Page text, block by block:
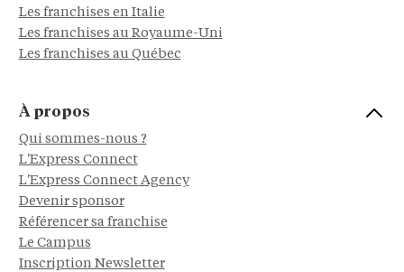
Les franchises en Italie
Les franchises au Royaume-Uni
Les franchises au Québec
À propos
Qui sommes-nous ?
L'Express Connect
L'Express Connect Agency
Devenir sponsor
Référencer sa franchise
Le Campus
Inscription Newsletter